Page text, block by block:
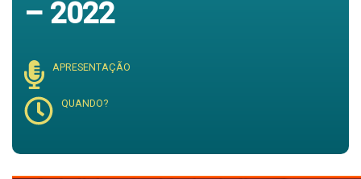
– 2022
APRESENTAÇÃO
QUANDO?